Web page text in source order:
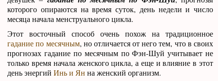
которого опираются на время суток, день недели и число
месяца начала менструального цикла.
Этот восточный способ очень похож на традиционное
гадание по месячным, но отличается от него тем, что в своих
прогнозах гадание по месячным по Фэн-Шуй учитывает не
только время начала женского цикла, а еще и влияние в этот
день энергийИнь и Ян на женский организм.